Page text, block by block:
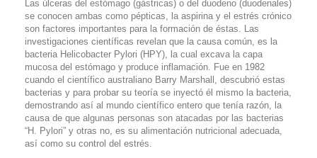
Las úlceras del estómago (gástricas) o del duodeno (duodenales)
se conocen ambas como pépticas, la aspirina y el estrés crónico
son factores importantes para la formación de éstas. Las
investigaciones científicas revelan que la causa común, es la
bacteria Helicobacter Pylori (HPY), la cual excava la capa
mucosa del estómago y produce inflamación. Fue en 1982
cuando el científico australiano Barry Marshall, descubrió estas
bacterias y para probar su teoría se inyectó él mismo la bacteria,
demostrando así al mundo científico entero que tenía razón, la
causa de que algunas personas son atacadas por las bacterias
“H. Pylori” y otras no, es su alimentación nutricional adecuada,
así como su control del estrés.